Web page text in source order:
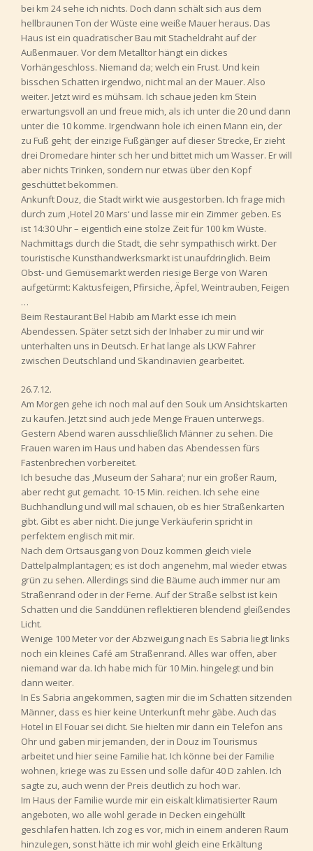
bei km 24 sehe ich nichts. Doch dann schält sich aus dem
hellbraunen Ton der Wüste eine weiße Mauer heraus. Das
Haus ist ein quadratischer Bau mit Stacheldraht auf der
Außenmauer. Vor dem Metalltor hängt ein dickes
Vorhängeschloss. Niemand da; welch ein Frust. Und kein
bisschen Schatten irgendwo, nicht mal an der Mauer. Also
weiter. Jetzt wird es mühsam. Ich schaue jeden km Stein
erwartungsvoll an und freue mich, als ich unter die 20 und dann
unter die 10 komme. Irgendwann hole ich einen Mann ein, der
zu Fuß geht; der einzige Fußgänger auf dieser Strecke, Er zieht
drei Dromedare hinter sch her und bittet mich um Wasser. Er will
aber nichts Trinken, sondern nur etwas über den Kopf
geschüttet bekommen.
Ankunft Douz, die Stadt wirkt wie ausgestorben. Ich frage mich
durch zum ‚Hotel 20 Mars‘ und lasse mir ein Zimmer geben. Es
ist 14:30 Uhr – eigentlich eine stolze Zeit für 100 km Wüste.
Nachmittags durch die Stadt, die sehr sympathisch wirkt. Der
touristische Kunsthandwerksmarkt ist unaufdringlich. Beim
Obst- und Gemüsemarkt werden riesige Berge von Waren
aufgetürmt: Kaktusfeigen, Pfirsiche, Äpfel, Weintrauben, Feigen
…
Beim Restaurant Bel Habib am Markt esse ich mein
Abendessen. Später setzt sich der Inhaber zu mir und wir
unterhalten uns in Deutsch. Er hat lange als LKW Fahrer
zwischen Deutschland und Skandinavien gearbeitet.
26.7.12.
Am Morgen gehe ich noch mal auf den Souk um Ansichtskarten
zu kaufen. Jetzt sind auch jede Menge Frauen unterwegs.
Gestern Abend waren ausschließlich Männer zu sehen. Die
Frauen waren im Haus und haben das Abendessen fürs
Fastenbrechen vorbereitet.
Ich besuche das ‚Museum der Sahara‘; nur ein großer Raum,
aber recht gut gemacht. 10-15 Min. reichen. Ich sehe eine
Buchhandlung und will mal schauen, ob es hier Straßenkarten
gibt. Gibt es aber nicht. Die junge Verkäuferin spricht in
perfektem englisch mit mir.
Nach dem Ortsausgang von Douz kommen gleich viele
Dattelpalmplantagen; es ist doch angenehm, mal wieder etwas
grün zu sehen. Allerdings sind die Bäume auch immer nur am
Straßenrand oder in der Ferne. Auf der Straße selbst ist kein
Schatten und die Sanddünen reflektieren blendend gleißendes
Licht.
Wenige 100 Meter vor der Abzweigung nach Es Sabria liegt links
noch ein kleines Café am Straßenrand. Alles war offen, aber
niemand war da. Ich habe mich für 10 Min. hingelegt und bin
dann weiter.
In Es Sabria angekommen, sagten mir die im Schatten sitzenden
Männer, dass es hier keine Unterkunft mehr gäbe. Auch das
Hotel in El Fouar sei dicht. Sie hielten mir dann ein Telefon ans
Ohr und gaben mir jemanden, der in Douz im Tourismus
arbeitet und hier seine Familie hat. Ich könne bei der Familie
wohnen, kriege was zu Essen und solle dafür 40 D zahlen. Ich
sagte zu, auch wenn der Preis deutlich zu hoch war.
Im Haus der Familie wurde mir ein eiskalt klimatisierter Raum
angeboten, wo alle wohl gerade in Decken eingehüllt
geschlafen hatten. Ich zog es vor, mich in einem anderen Raum
hinzulegen, sonst hätte ich mir wohl gleich eine Erkältung